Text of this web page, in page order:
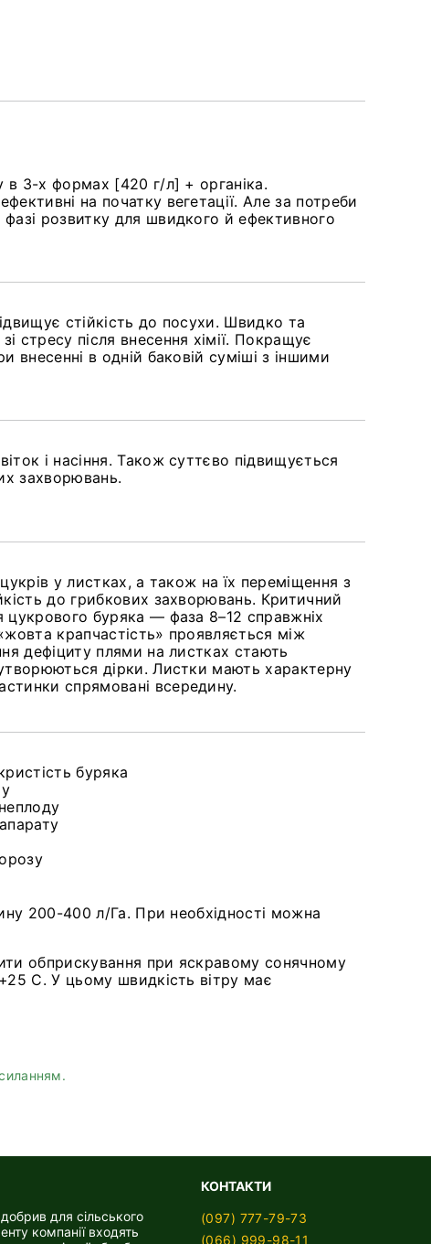
в 3-х формах [420 г/л] + органіка.
на початку вегетації. Але за потреби
розвитку для швидкого й ефективного
стійкість до посухи. Швидко та
стресу після внесення хімії. Покращує
внесенні в одній баковій суміші з іншими
і насіння. Також суттєво підвищується
захворювань.
у листках, а також на їх переміщення з
до грибкових захворювань. Критичний
цукрового буряка — фаза 8–12 справжніх
крапчастість» проявляється між
дефіциту плями на листках стають
дірки. Листки мають характерну
спрямовані всередину.
буряка
200-400 л/Га. При необхідності можна
обприскування при яскравому сонячному
С. У цьому швидкість вітру має
для сільського
компанії входять
КОНТАКТИ
(097) 777-79-73
(066) 999-98-11